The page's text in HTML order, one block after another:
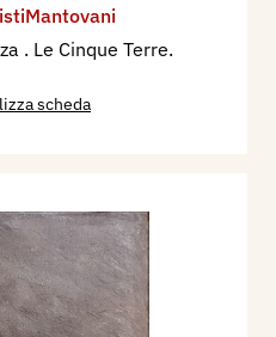
. Le Cinque Terre.
scheda